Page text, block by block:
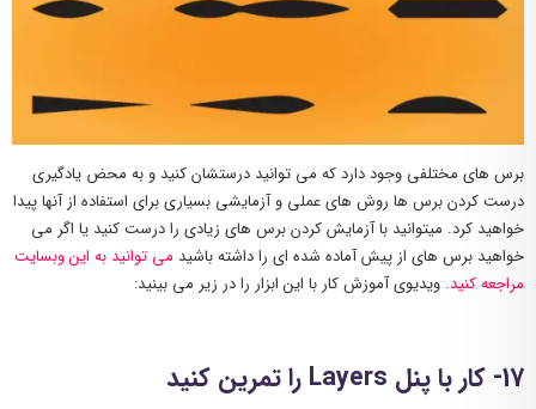
برس های مختلفی وجود دارد که می توانید درستشان کنید و به محض یادگیری
درست کردن برس ها روش های عملی و آزمایشی بسیاری برای استفاده از آنها پیدا
خواهید کرد. میتوانید با آزمایش کردن برس های زیادی را درست کنید یا اگر می
خواهید برس های از پیش آماده شده ای را داشته باشید می توانید به این وبسایت
مراجعه کنید. ویدیوی آموزش کار با این ابزار را در زیر می بینید:
17- کار با پنل Layers را تمرین کنید